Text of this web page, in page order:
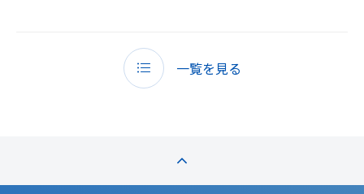
一覧を見る